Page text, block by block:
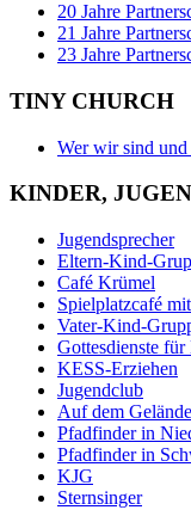
20 Jahre
21 Jahre
23 Jahre
TINY CHURCH
Wer wir sind
KINDER,
Jugendsprecher
Eltern-Kind-
Café Krümel
Spielplatzcafé
Vater-Kind-
Gottesdienste
KESS-Erziehen
Jugendclub
Auf dem
Pfadfinder in
Pfadfinder in
KJG
Sternsinger